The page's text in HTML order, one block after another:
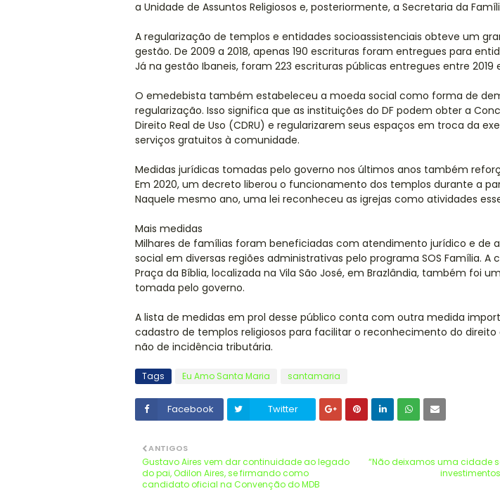
a Unidade de Assuntos Religiosos e, posteriormente, a Secretaria da
A regularização de templos e entidades socioassistenciais obteve um
gestão. De 2009 a 2018, apenas 190 escrituras foram entregues para
Já na gestão Ibaneis, foram 223 escrituras públicas entregues entre 2019
O emedebista também estabeleceu a moeda social como forma de
regularização. Isso significa que as instituições do DF podem obter a
Direito Real de Uso (CDRU) e regularizarem seus espaços em troca da
serviços gratuitos à comunidade.
Medidas jurídicas tomadas pelo governo nos últimos anos também
Em 2020, um decreto liberou o funcionamento dos templos durante a
Naquele mesmo ano, uma lei reconheceu as igrejas como atividades
Mais medidas
Milhares de famílias foram beneficiadas com atendimento jurídico e de
social em diversas regiões administrativas pelo programa SOS Família. A
Praça da Bíblia, localizada na Vila São José, em Brazlândia, também foi
tomada pelo governo.
A lista de medidas em prol desse público conta com outra medida
cadastro de templos religiosos para facilitar o reconhecimento do direito
não de incidência tributária.
Tags Eu Amo Santa Maria santamaria
Facebook Twitter
“Não deixamos uma cidade
ANTIGOS
Gustavo Aires vem dar continuidade ao legado
do pai, Odilon Aires, se firmando como
candidato oficial na Convenção do MDB